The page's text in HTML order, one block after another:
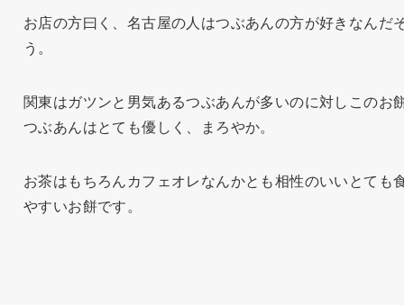
お店の方曰く、名古屋の人はつぶあんの方が好きなんだ
う。
関東はガツンと男気あるつぶあんが多いのに対しこのお
つぶあんはとても優しく、まろやか。
お茶はもちろんカフェオレなんかとも相性のいいとても
やすいお餅です。